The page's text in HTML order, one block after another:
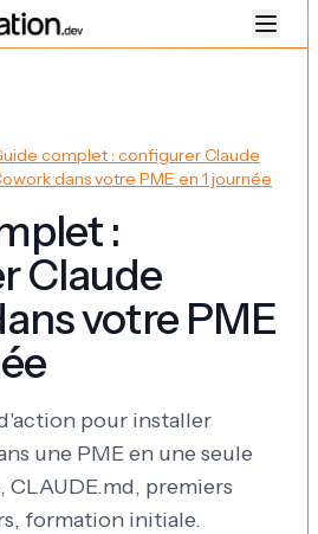
complet : configurer Claude
dans votre PME en 1 journée
:
Claude
votre PME
pour installer
une PME en une seule
CLAUDE.md, premiers
formation initiale.